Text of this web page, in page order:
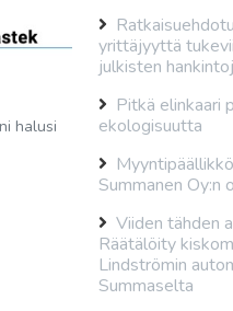
halusi
yrittäjyyttä
julkisten
Pitkä elinkaari
ekologisuutta
Summanen Oy:n
Viiden tähden
Räätälöity
Lindströmin
Summaselta